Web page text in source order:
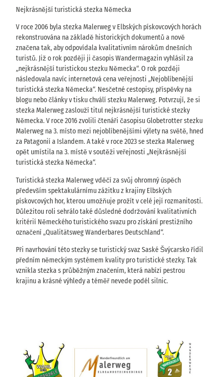
Nejkrásnější turistická stezka Německa
V roce 2006 byla stezka Malerweg v Elbských pískovcových horách
rekonstruována na základě historických dokumentů a nově
značena tak, aby odpovídala kvalitativním nárokům dnešních
turistů. Již o rok později ji časopis Wandermagazin vyhlásil za
„nejkrásnější turistickou stezku Německa“. O rok později
následovala navíc internetová cena veřejnosti „Nejoblíbenější
turistická stezka Německa“. Nesčetné cestopisy, příspěvky na
blogu nebo články v tisku chválí stezku Malerweg. Potvrzují, že si
stezka Malerweg zaslouží titul nejkrásnější turistické stezky
Německa. V roce 2016 zvolili čtenáři časopisu Globetrotter stezku
Malerweg na 3. místo mezi nejoblíbenějšími výlety na světě, hned
za Patagonií a Islandem. A také v roce 2023 se stezka Malerweg
opět umístila na 3. místě v soutěži veřejnosti „Nejkrásnější
turistická stezka Německa“.
Turistická stezka Malerweg vděčí za svůj ohromný úspěch
především spektakulárnímu zážitku z krajiny Elbských
pískovcových hor, kterou umožňuje prožít v celé její rozmanitosti.
Důležitou roli sehrálo také důsledné dodržování kvalitativních
kritérií Německého turistického svazu pro získání prestižního
označení „Qualitätsweg Wanderbares Deutschland“.
Při navrhování této stezky se turistický svaz Saské Švýcarsko řídil
předním německým systémem kvality pro turistické stezky. Tak
vznikla stezka s průběžným značením, která nabízí pestrou
krajinu a krásné výhledy a téměř nevede podél silnic.